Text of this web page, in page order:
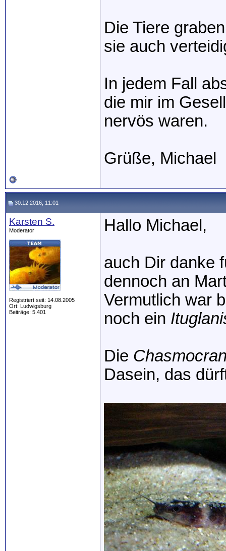
Die Tiere
sie auch
In jedem Fall
die mir im
nervös waren.
Grüße, Michael
30.12.2016, 11:01
Karsten S.
Moderator
Registriert seit: 14.08.2005
Ort: Ludwigsburg
Beiträge: 5.401
Hallo Michael,
auch Dir danke
dennoch an
Vermutlich war
noch ein
Die
Dasein, das